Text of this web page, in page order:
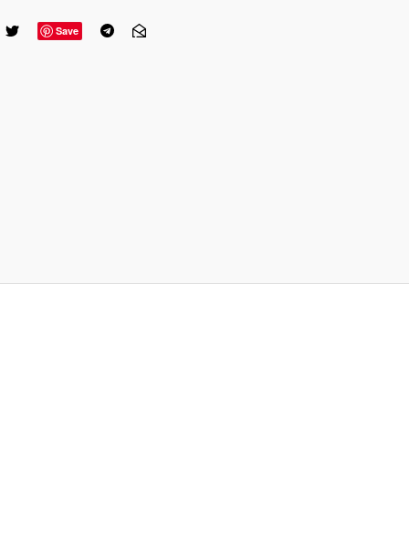
Save